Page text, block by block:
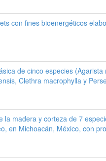
con fines bioenergéticos
de cinco especies (Agarista
Clethra macrophylla y
la madera y corteza de 7
en Michoacán, México, con